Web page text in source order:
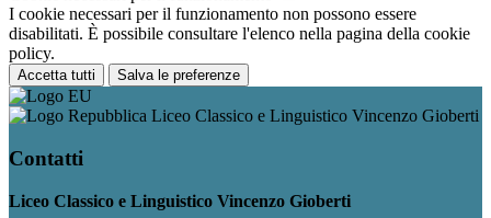
I cookie necessari per il funzionamento non possono essere
disabilitati. È possibile consultare l'elenco nella pagina della cookie
policy.
Accetta tutti Salva le preferenze
Liceo Classico e Linguistico Vincenzo Gioberti
Contatti
Liceo Classico e Linguistico Vincenzo Gioberti